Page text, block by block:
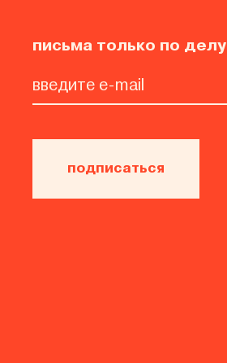
письма только по делу
подписаться